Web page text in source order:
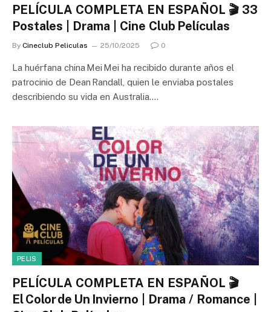
PELÍCULA COMPLETA EN ESPAÑOL 🎬 33
Postales | Drama | Cine Club Películas
By Cineclub Peliculas 25/10/2025 0
La huérfana china Mei Mei ha recibido durante años el
patrocinio de Dean Randall, quien le enviaba postales
describiendo su vida en Australia.…
PELIS
PELÍCULA COMPLETA EN ESPAÑOL 🎬
El Color de Un Invierno | Drama / Romance |